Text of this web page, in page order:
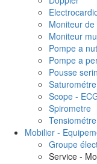
Moniteur
Moniteur
Pompe a
Pompe a
Pousse
Scope -
Spirometre
Tensiométre
Mobilier -
Groupe
Service -